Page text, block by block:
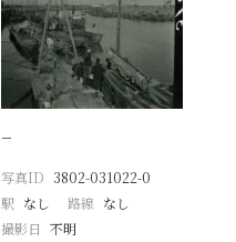
−
写真ID 3802-031022-0
駅 なし 路線 なし
撮影日 不明